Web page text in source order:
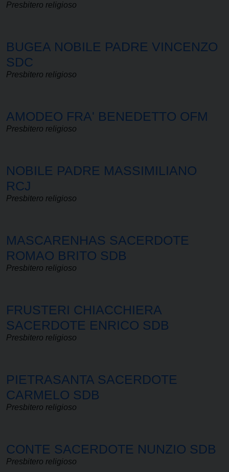
Presbitero religioso
BUGEA NOBILE PADRE VINCENZO
SDC
Presbitero religioso
AMODEO FRA' BENEDETTO OFM
Presbitero religioso
NOBILE PADRE MASSIMILIANO
RCJ
Presbitero religioso
MASCARENHAS SACERDOTE
ROMAO BRITO SDB
Presbitero religioso
FRUSTERI CHIACCHIERA
SACERDOTE ENRICO SDB
Presbitero religioso
PIETRASANTA SACERDOTE
CARMELO SDB
Presbitero religioso
CONTE SACERDOTE NUNZIO SDB
Presbitero religioso